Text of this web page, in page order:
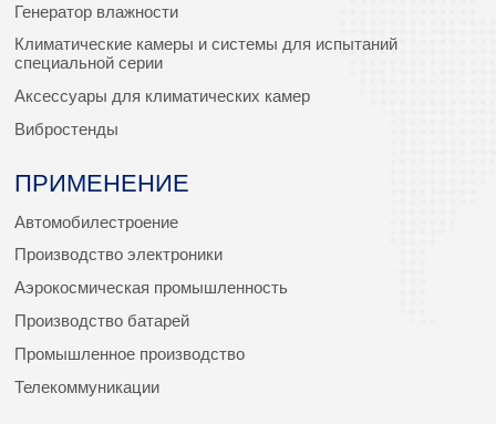
Генератор влажности
Климатические камеры и системы для испытаний
специальной серии
Аксессуары для климатических камер
Вибростенды
ПРИМЕНЕНИЕ
Автомобилестроение
Производство электроники
Аэрокосмическая промышленность
Производство батарей
Промышленное производство
Телекоммуникации